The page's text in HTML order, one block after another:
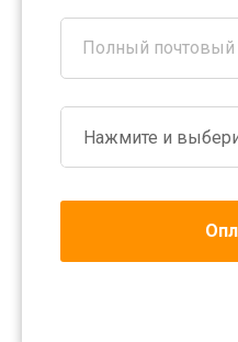
Полный почтовый